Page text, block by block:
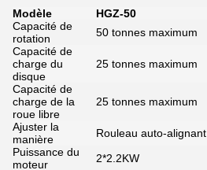
Modèle
HGZ-50
Capacité de
rotation
50 tonnes maximum
Capacité de
charge du
disque
25 tonnes maximum
Capacité de
charge de la
roue libre
25 tonnes maximum
Ajuster la
manière
Rouleau auto-alignant
Puissance du
moteur
2*2.2KW